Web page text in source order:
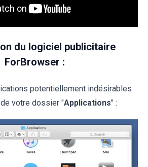
du logiciel publicitaire
ForBrowser :
potentiellement indésirables
votre dossier "Applications" :